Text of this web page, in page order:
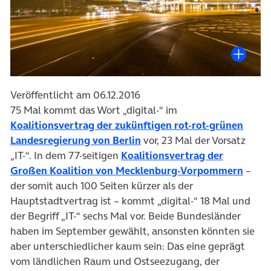
Veröffentlicht am 06.12.2016
75 Mal kommt das Wort „digital-“ im
Koalitionsvertrag der zukünftigen rot-rot-grünen
Landesregierung von Berlin (öffnet in neuem Tab)
vor, 23 Mal der Vorsatz
„IT-“. In dem 77-seitigen Koalitionsvertrag der
Großen Koalition von Mecklenburg-Vorpommern –
der somit auch 100 Seiten kürzer als der
Hauptstadtvertrag ist – kommt „digital-“ 18 Mal und
der Begriff „IT-“ sechs Mal vor. Beide Bundesländer
haben im September gewählt, ansonsten könnten sie
aber unterschiedlicher kaum sein: Das eine geprägt
vom ländlichen Raum und Ostseezugang, der